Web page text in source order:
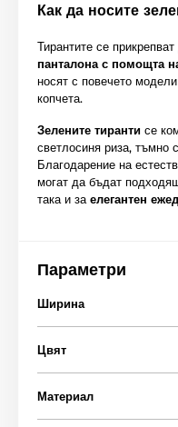
Как да носите
Тирантите се
панталона с помощта
носят с повечето
копчета.
Зелените тиранти се
светлосиня риза, тъмно
Благодарение на
могат да бъдат
така и за елегантен
Параметри
Ширина
Цвят
Материал